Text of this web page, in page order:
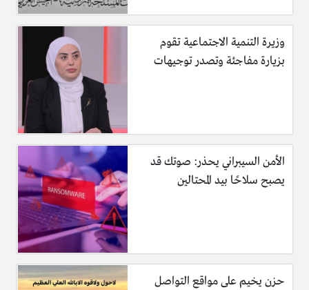
وزيرة التنمية الاجتماعية تقوم
بزيارة مفاجئة وتصدر توجيهات
الأمن السيبراني يحذر: صوتك قد
يصبح سلاحًا بيد المحتالين
حزن يخيم على مواقع التواصل